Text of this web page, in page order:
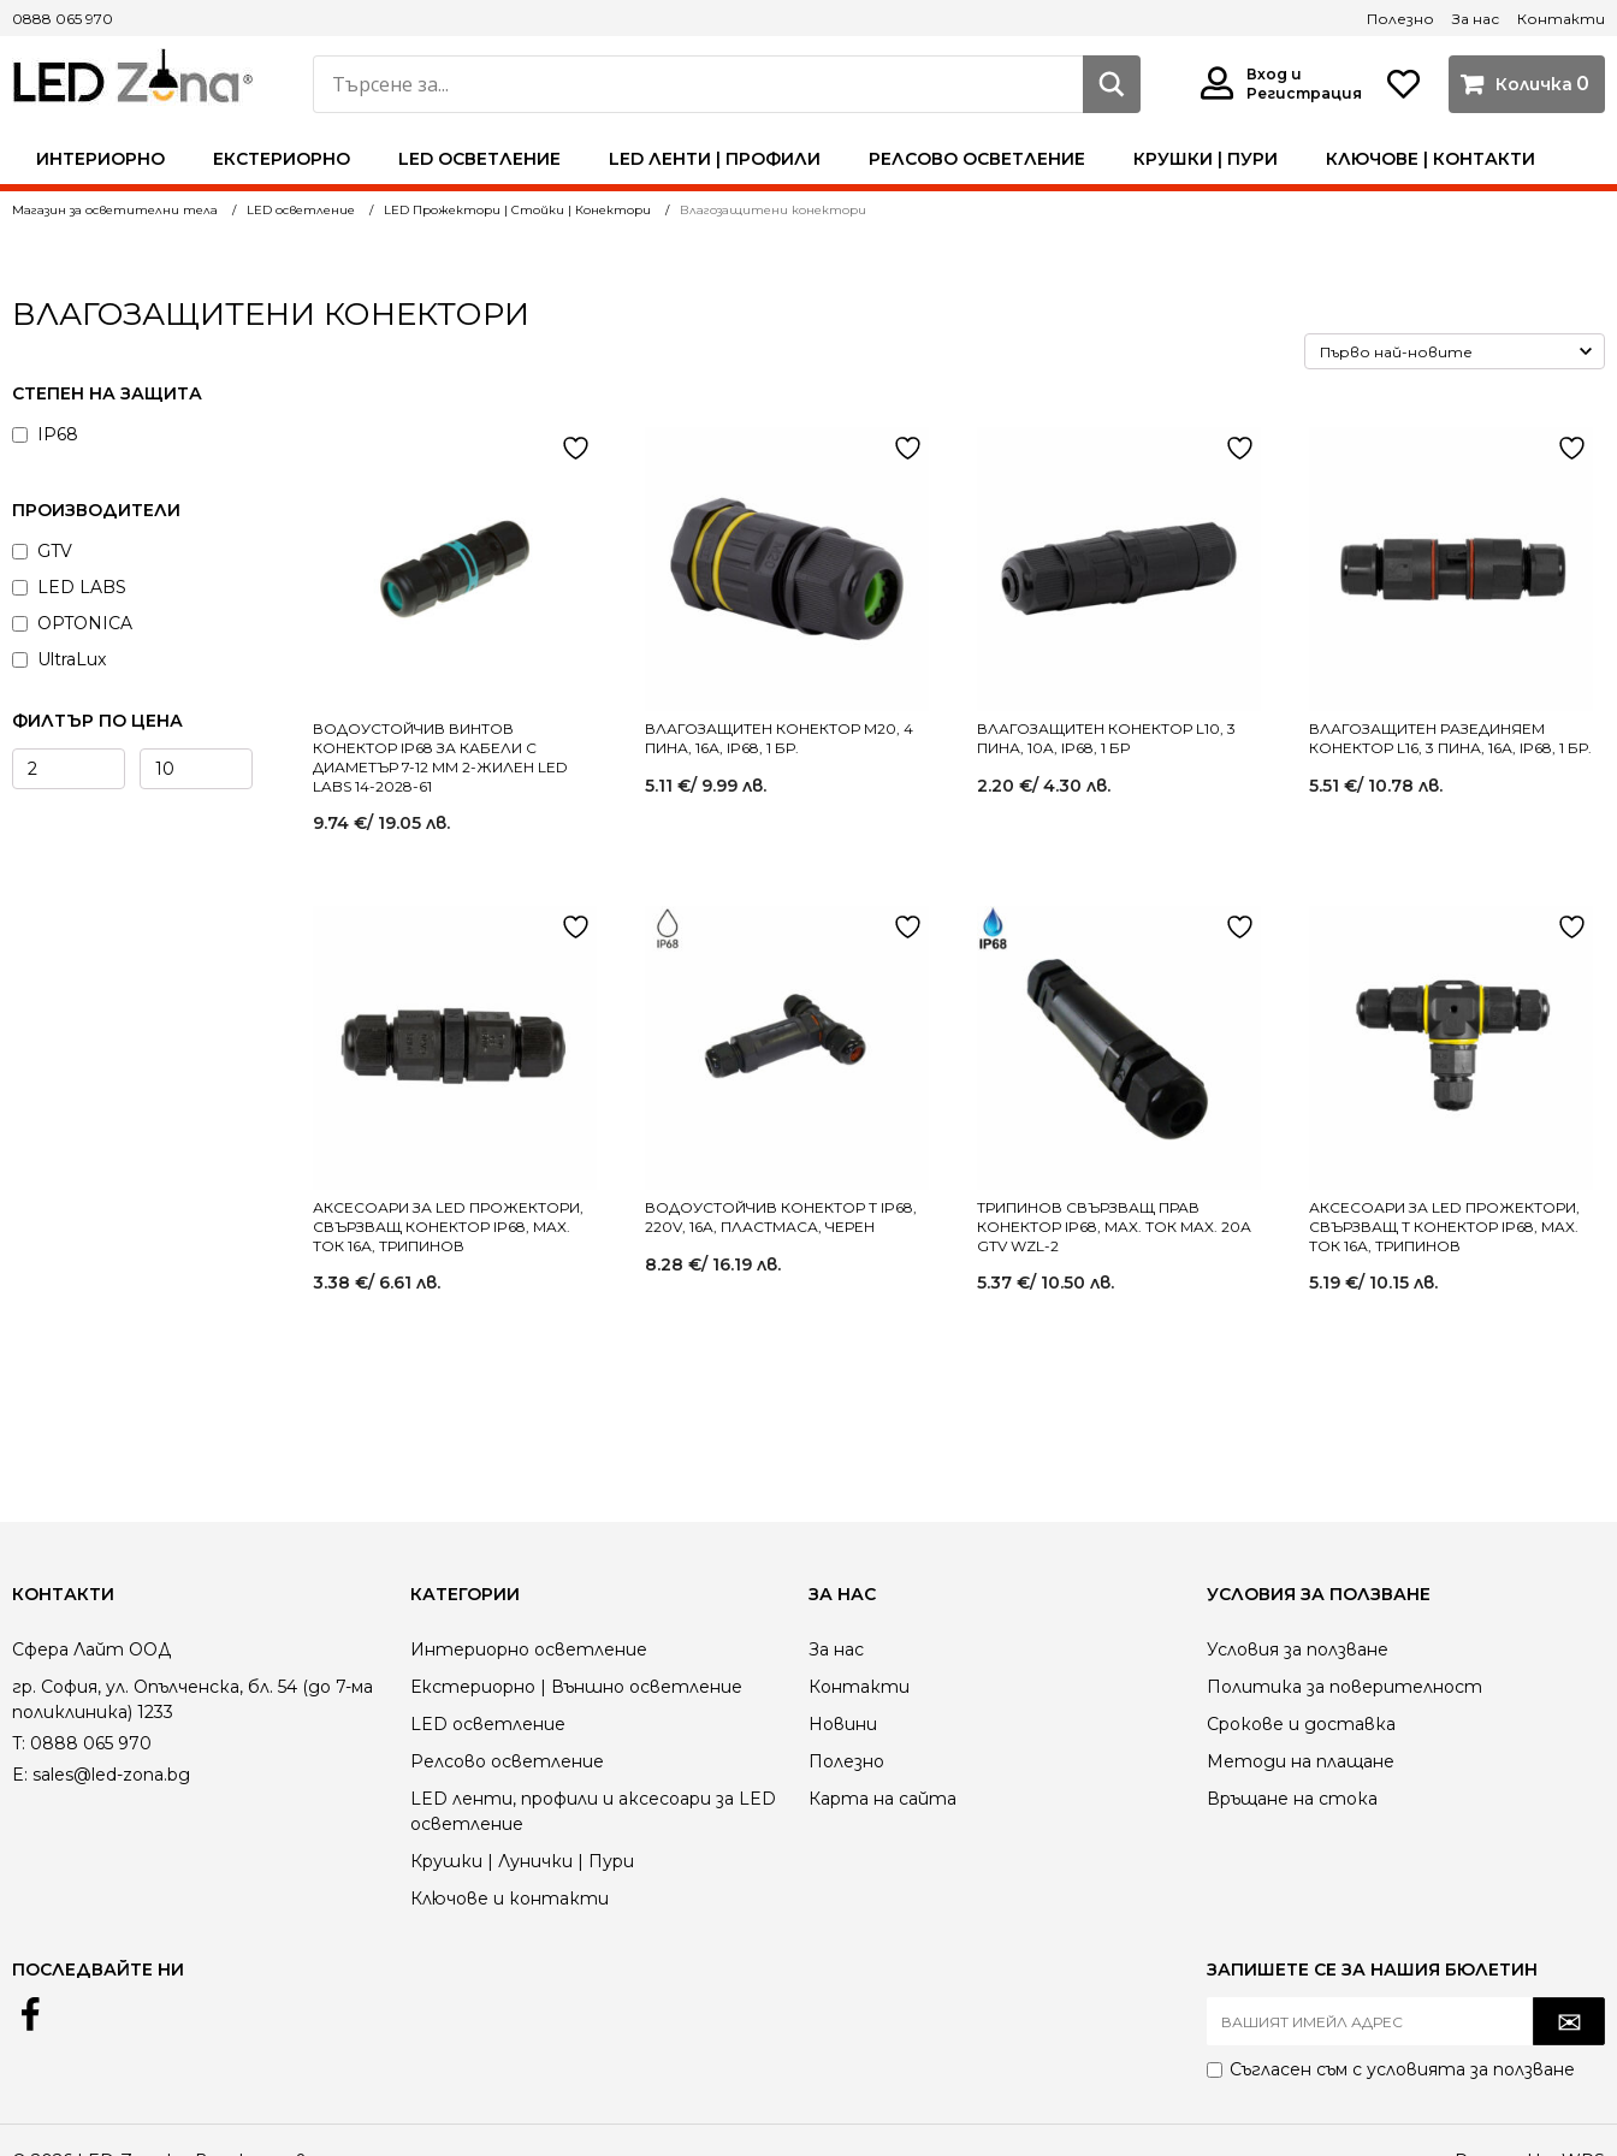
ИНТЕРИОРНО ЕКСТЕРИОРНО LED ОСВЕТЛЕНИЕ LED ЛЕНТИ | ПРОФИЛИ РЕЛСОВО ОСВЕТЛЕНИЕ КРУШКИ | ПУРИ КЛЮЧОВЕ | КОНТАКТИ
0
0888 065 970
Вход и
Регистрация
Полезно За нас Контакти
Магазин за осветителни тела LED осветление LED Прожектори | Стойки | Конектори Влагозащитени конектори
ВЛАГОЗАЩИТЕНИ КОНЕКТОРИ
СТЕПЕН НА ЗАЩИТА
IP68
ПРОИЗВОДИТЕЛИ
GTV
LED LABS
OPTONICA
UltraLux
ФИЛТЪР ПО ЦЕНА
ВОДОУСТОЙЧИВ ВИНТОВ
КОНЕКТОР IP68 ЗА КАБЕЛИ С
ДИАМЕТЪР 7-12 ММ 2-ЖИЛЕН LED
LABS 14-2028-61
9.74 €/ 19.05 лв.
ВЛАГОЗАЩИТЕН КОНЕКТОР M20, 4
ПИНА, 16А, IP68, 1 БР.
5.11 €/ 9.99 лв.
ВЛАГОЗАЩИТЕН КОНЕКТОР L10, 3
ПИНА, 10A, IP68, 1 БР
2.20 €/ 4.30 лв.
ВЛАГОЗАЩИТЕН РAЗЕДИНЯЕМ
КОНЕКТОР L16, 3 ПИНА, 16А, IP68, 1 БР.
5.51 €/ 10.78 лв.
АКСЕСОАРИ ЗА LED ПРОЖЕКТОРИ,
СВЪРЗВАЩ КОНЕКТОР IP68, MAX.
ТОК 16А, ТРИПИНОВ
3.38 €/ 6.61 лв.
ВОДОУСТОЙЧИВ КОНЕКТОР T IP68,
220V, 16A, ПЛАСТМАСА, ЧЕРЕН
8.28 €/ 16.19 лв.
ТРИПИНОВ СВЪРЗВАЩ ПРАВ
КОНЕКТОР IP68, MAX. ТОК MAX. 20А
GTV WZL-2
5.37 €/ 10.50 лв.
АКСЕСОАРИ ЗА LED ПРОЖЕКТОРИ,
СВЪРЗВАЩ Т КОНЕКТОР IP68, MAX.
ТОК 16А, ТРИПИНОВ
5.19 €/ 10.15 лв.
КОНТАКТИ
Сфера Лайт ООД
гр. София, ул. Опълченска, бл. 54 (до 7-ма
поликлиника) 1233
T: 0888 065 970
E: sales@led-zona.bg
КАТЕГОРИИ
Интериорно осветление
Екстериорно | Външно осветление
LED осветление
Релсово осветление
LED ленти, профили и аксесоари за LED
осветление
Крушки | Лунички | Пури
Ключове и контакти
ЗА НАС
За нас
Контакти
Новини
Полезно
Карта на сайта
УСЛОВИЯ ЗА ПОЛЗВАНЕ
Условия за ползване
Политика за поверителност
Срокове и доставка
Методи на плащане
Връщане на стока
ПОСЛЕДВАЙТЕ НИ ЗАПИШЕТЕ СЕ ЗА НАШИЯ БЮЛЕТИН
Съгласен съм с условията за ползване